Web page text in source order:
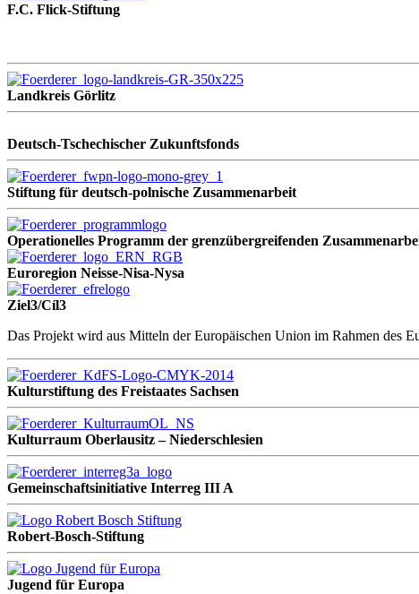
F.C. Flick-Stiftung
Landkreis Görlitz
Deutsch-Tschechischer Zukunftsfonds
Stiftung für deutsch-polnische Zusammenarbeit
Operationelles Programm der grenzübergreifenden
Euroregion Neisse-Nisa-Nysa
Ziel3/Cíl3
Das Projekt wird aus Mitteln der Europäischen Union im Rahmen des
Kulturstiftung des Freistaates Sachsen
Kulturraum Oberlausitz – Niederschlesien
Gemeinschaftsinitiative Interreg III A
Robert-Bosch-Stiftung
Jugend für Europa